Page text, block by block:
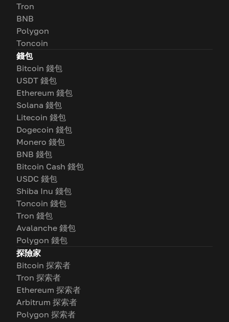
Tron
BNB
Polygon
Toncoin
錢包
Bitcoin 錢包
USDT 錢包
Ethereum 錢包
Solana 錢包
Litecoin 錢包
Dogecoin 錢包
Monero 錢包
BNB 錢包
Bitcoin Cash 錢包
USDC 錢包
Shiba Inu 錢包
Toncoin 錢包
Tron 錢包
Avalanche 錢包
Polygon 錢包
探險家
Bitcoin 探索者
Tron 探索者
Ethereum 探索者
Arbitrum 探索者
Polygon 探索者